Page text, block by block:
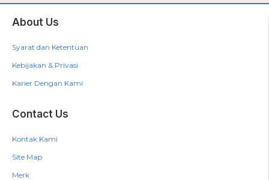
About Us
Syarat dan Ketentuan
Kebijakan & Privasi
Karier Dengan Kami
Contact Us
Kontak Kami
Site Map
Merk